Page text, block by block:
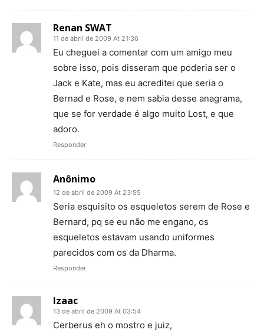
Renan SWAT
11 de abril de 2009 At 21:36
Eu cheguei a comentar com um amigo meu
sobre isso, pois disseram que poderia ser o
Jack e Kate, mas eu acreditei que seria o
Bernad e Rose, e nem sabia desse anagrama,
que se for verdade é algo muito Lost, e que
adoro.
Responder
Anônimo
12 de abril de 2009 At 23:55
Seria esquisito os esqueletos serem de Rose e
Bernard, pq se eu não me engano, os
esqueletos estavam usando uniformes
parecidos com os da Dharma.
Responder
Izaac
13 de abril de 2009 At 03:54
Cerberus eh o mostro e juiz,